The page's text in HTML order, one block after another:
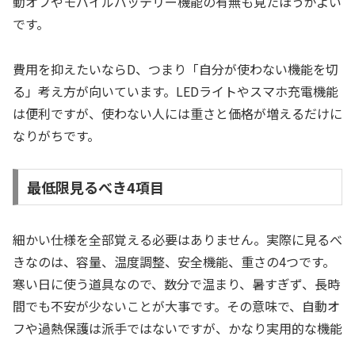
です。
費用を抑えたいならD、つまり「自分が使わない機能を切
る」考え方が向いています。LEDライトやスマホ充電機能
は便利ですが、使わない人には重さと価格が増えるだけに
なりがちです。
最低限見るべき4項目
細かい仕様を全部覚える必要はありません。実際に見るべ
きなのは、容量、温度調整、安全機能、重さの4つです。
寒い日に使う道具なので、数分で温まり、暑すぎず、長時
間でも不安が少ないことが大事です。その意味で、自動オ
フや過熱保護は派手ではないですが、かなり実用的な機能